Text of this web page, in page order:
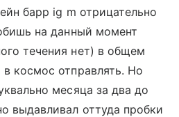
барр ig m отрицательно
на данный момент
течения нет) в общем
космос отправлять. Но
месяца за два до
выдавливал оттуда пробки